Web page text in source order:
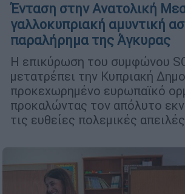
Ένταση στην Ανατολική
γαλλοκυπριακή αμυντική
παραλήρημα της Άγκυρας
Η επικύρωση του συμφώνου
μετατρέπει την Κυπριακή
προκεχωρημένο ευρωπαϊκό
προκαλώντας τον απόλυτο
τις ευθείες πολεμικές